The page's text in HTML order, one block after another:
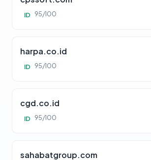
ID 95/100
harpa.co.id
ID 95/100
cgd.co.id
ID 95/100
sahabatgroup.com